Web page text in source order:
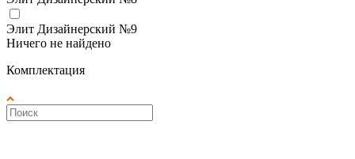
Элит Дизайнерский №9
Ничего не найдено
Комплектация